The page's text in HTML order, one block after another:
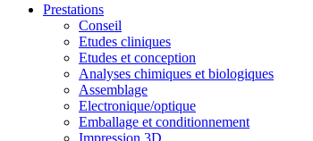
Prestations
Conseil
Etudes cliniques
Etudes et conception
Analyses chimiques et biologiques
Assemblage
Electronique/optique
Emballage et conditionnement
Impression 3D